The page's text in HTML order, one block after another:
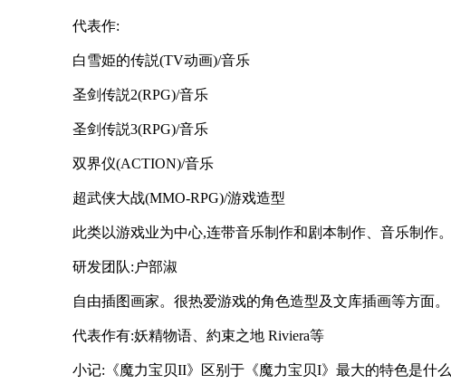
代表作:
白雪姫的传説(TV动画)/音乐
圣剑传説2(RPG)/音乐
圣剑传説3(RPG)/音乐
双界仪(ACTION)/音乐
超武侠大战(MMO-RPG)/游戏造型
此类以游戏业为中心,连带音乐制作和剧本制作、音乐制作。
研发团队:户部淑
自由插图画家。很热爱游戏的角色造型及文库插画等方面。
代表作有:妖精物语、約束之地 Riviera等
小记:《魔力宝贝II》区别于《魔力宝贝I》最大的特色是什